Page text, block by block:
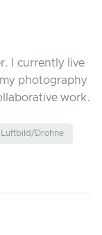
I currently live
photography
work.
Luftbild/Drohne